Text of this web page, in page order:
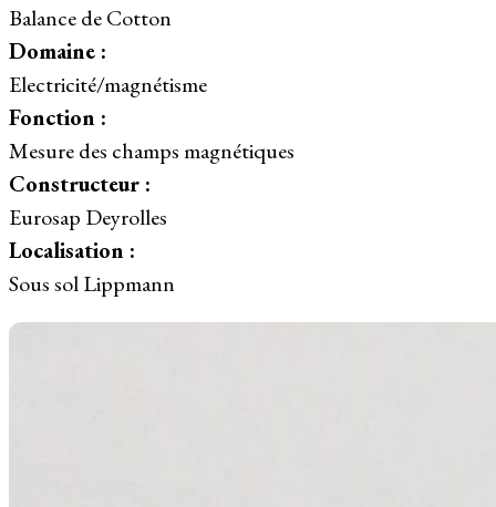
Balance de Cotton
Domaine :
Electricité/magnétisme
Fonction :
Mesure des champs magnétiques
Constructeur :
Eurosap Deyrolles
Localisation :
Sous sol Lippmann